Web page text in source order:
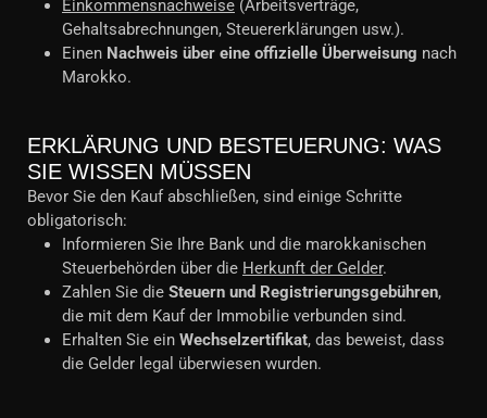
Einkommensnachweise (Arbeitsverträge,
Gehaltsabrechnungen, Steuererklärungen usw.).
Einen Nachweis über eine offizielle Überweisung nach
Marokko.
ERKLÄRUNG UND BESTEUERUNG: WAS
SIE WISSEN MÜSSEN
Bevor Sie den Kauf abschließen, sind einige Schritte
obligatorisch:
Informieren Sie Ihre Bank und die marokkanischen
Steuerbehörden über die Herkunft der Gelder.
Zahlen Sie die Steuern und Registrierungsgebühren,
die mit dem Kauf der Immobilie verbunden sind.
Erhalten Sie ein Wechselzertifikat, das beweist, dass
die Gelder legal überwiesen wurden.